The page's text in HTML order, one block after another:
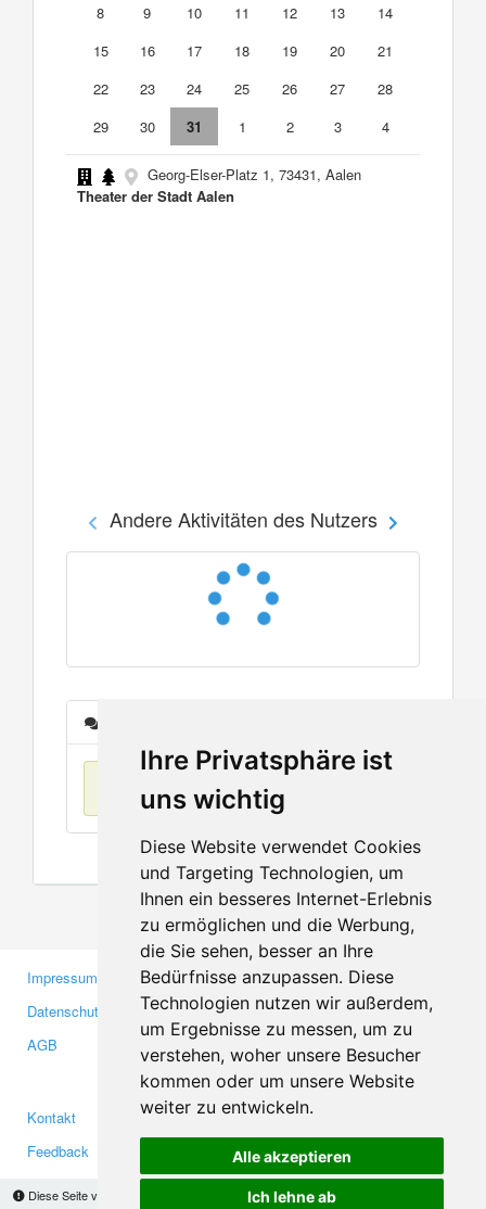
Ihre Privatsphäre ist
uns wichtig
Diese Website verwendet Cookies
und Targeting Technologien, um
Ihnen ein besseres Internet-Erlebnis
zu ermöglichen und die Werbung,
die Sie sehen, besser an Ihre
Bedürfnisse anzupassen. Diese
Technologien nutzen wir außerdem,
um Ergebnisse zu messen, um zu
verstehen, woher unsere Besucher
kommen oder um unsere Website
weiter zu entwickeln.
Alle akzeptieren
Ich lehne ab
Diese Seite verwendet Cookies, um Informationen auf Ihrem Computer zu speichern.
8
9 10 11 12 13
14
15
16 17 18 19 20
21
22
23 24 25 26 27
28
29
30 31 1 2 3 4
Georg-Elser-Platz 1, 73431, Aalen
Theater der Stadt Aalen
Andere Aktivitäten des Nutzers
Keine Einträge
Impressum
Datenschutzerklärung
AGB
Gewerbetreibende
Investoren
Medien
Kontakt
Feedback
Facebook
Twitter
YouTube